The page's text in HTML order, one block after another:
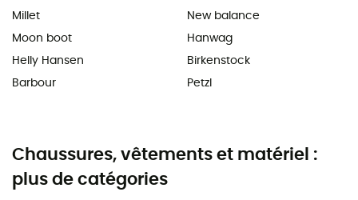
Millet
Moon boot
Helly Hansen
Barbour
New balance
Hanwag
Birkenstock
Petzl
Chaussures, vêtements et matériel :
plus de catégories